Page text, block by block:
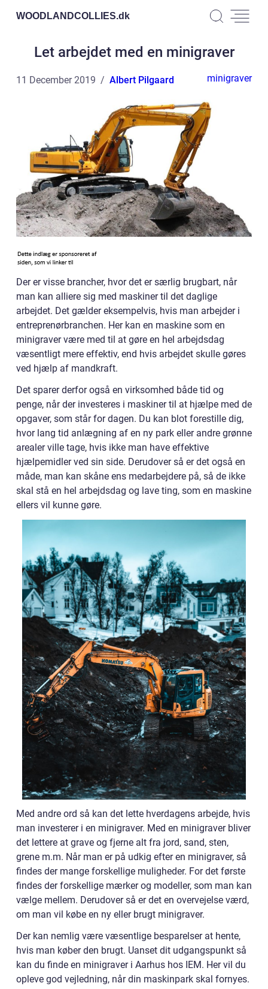
WOODLANDCOLLIES.dk
Let arbejdet med en minigraver
11 December 2019 Albert Pilgaard minigraver
Der er visse brancher, hvor det er særlig brugbart, når
man kan alliere sig med maskiner til det daglige
arbejdet. Det gælder eksempelvis, hvis man arbejder i
entreprenørbranchen. Her kan en maskine som en
minigraver være med til at gøre en hel arbejdsdag
væsentligt mere effektiv, end hvis arbejdet skulle gøres
ved hjælp af mandkraft.
Det sparer derfor også en virksomhed både tid og
penge, når der investeres i maskiner til at hjælpe med de
opgaver, som står for dagen. Du kan blot forestille dig,
hvor lang tid anlægning af en ny park eller andre grønne
arealer ville tage, hvis ikke man have effektive
hjælpemidler ved sin side. Derudover så er det også en
måde, man kan skåne ens medarbejdere på, så de ikke
skal stå en hel arbejdsdag og lave ting, som en maskine
ellers vil kunne gøre.
Med andre ord så kan det lette hverdagens arbejde, hvis
man investerer i en minigraver. Med en minigraver bliver
det lettere at grave og fjerne alt fra jord, sand, sten,
grene m.m. Når man er på udkig efter en minigraver, så
findes der mange forskellige muligheder. For det første
findes der forskellige mærker og modeller, som man kan
vælge mellem. Derudover så er det en overvejelse værd,
om man vil købe en ny eller brugt minigraver.
Der kan nemlig være væsentlige besparelser at hente,
hvis man køber den brugt. Uanset dit udgangspunkt så
kan du finde en minigraver i Aarhus hos IEM. Her vil du
opleve god vejledning, når din maskinpark skal fornyes.